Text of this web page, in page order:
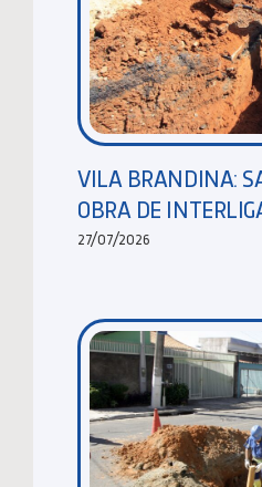
VILA BRANDINA:
OBRA DE
27/07/2026